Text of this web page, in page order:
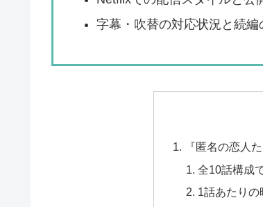
字幕・吹替の対応状況と続編
『匿名の恋人
全10話構成
1話あたり